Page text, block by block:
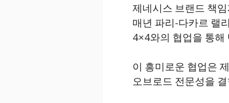
제네시스 브랜드 책
매년 파리-다카르 랠
4×4와의 협업을 통해
이 흥미로운 협업은
오브로드 전문성을